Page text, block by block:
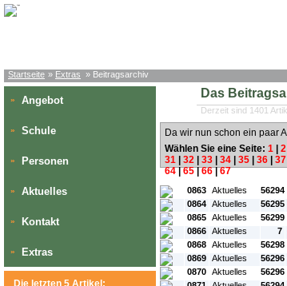
Startseite » Extras » Beitragsarchiv
» Angebot
» Schule
» Personen
» Aktuelles
» Kontakt
» Extras
Die letzten 5 Artikel:
Das
Derzeit sind 1401
Da wir nun schon ein paar
Wählen Sie eine Seite: 1 2
31
32 33 34 35 36 37
64|65|66|67
#L: #ID: #Rubrik:
0863 Aktuelles 56294
0864 Aktuelles 56295
0865 Aktuelles 56299
0866 Aktuelles 7
0868 Aktuelles 56298
0869 Aktuelles 56296
0870 Aktuelles 56296